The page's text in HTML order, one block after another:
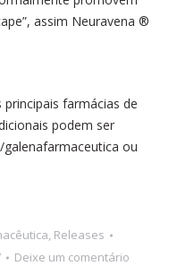
assim Neuravena ®
farmácias de
podem ser
ou
, Releases
Deixe um comentário